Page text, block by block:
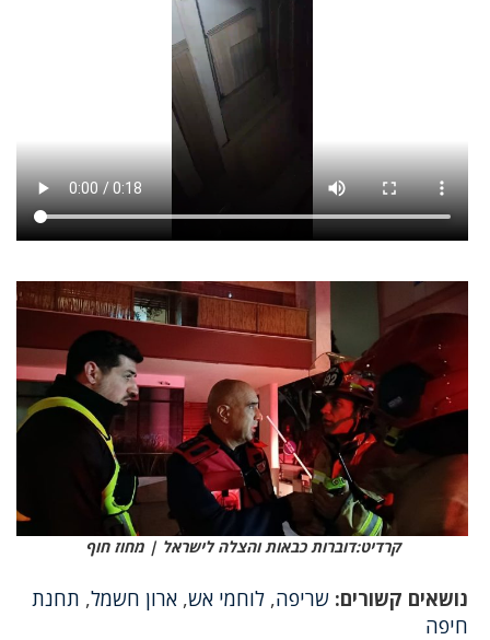
קרדיט:דוברות כבאות והצלה לישראל | מחוז חוף
נושאים קשורים: שריפה, לוחמי אש, ארון חשמל, תחנת
חיפה